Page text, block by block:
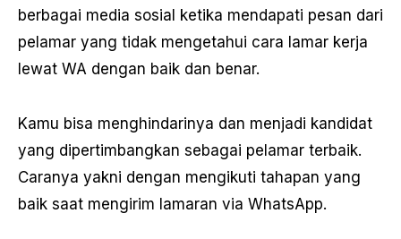
berbagai media sosial ketika mendapati pesan dari
pelamar yang tidak mengetahui cara lamar kerja
lewat WA dengan baik dan benar.
Kamu bisa menghindarinya dan menjadi kandidat
yang dipertimbangkan sebagai pelamar terbaik.
Caranya yakni dengan mengikuti tahapan yang
baik saat mengirim lamaran via WhatsApp.